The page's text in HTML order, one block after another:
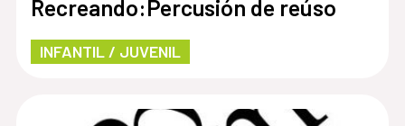
Recreando:Percusión de reúso
INFANTIL / JUVENIL